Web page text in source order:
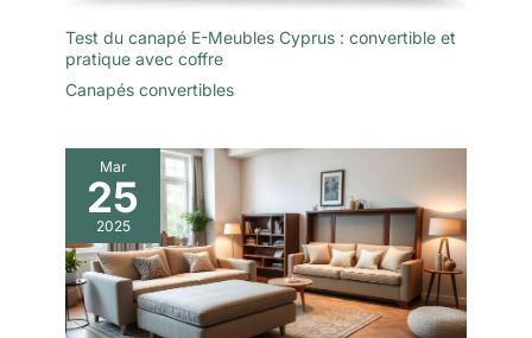
Test du canapé E-Meubles Cyprus : convertible et
pratique avec coffre
Canapés convertibles
Mar
25
2025